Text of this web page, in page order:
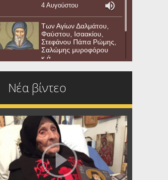
4 Αυγούστου
Των Αγίων Δαλμάτου,
Φαύστου, Ισαακίου,
Στεφάνου Πάπα Ρώμης,
Σαλώμης μυροφόρου
κ.ά.
Νέα βίντεο